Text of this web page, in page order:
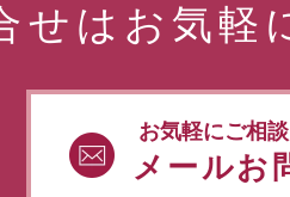
せはお気軽
お気軽にご相
メールお